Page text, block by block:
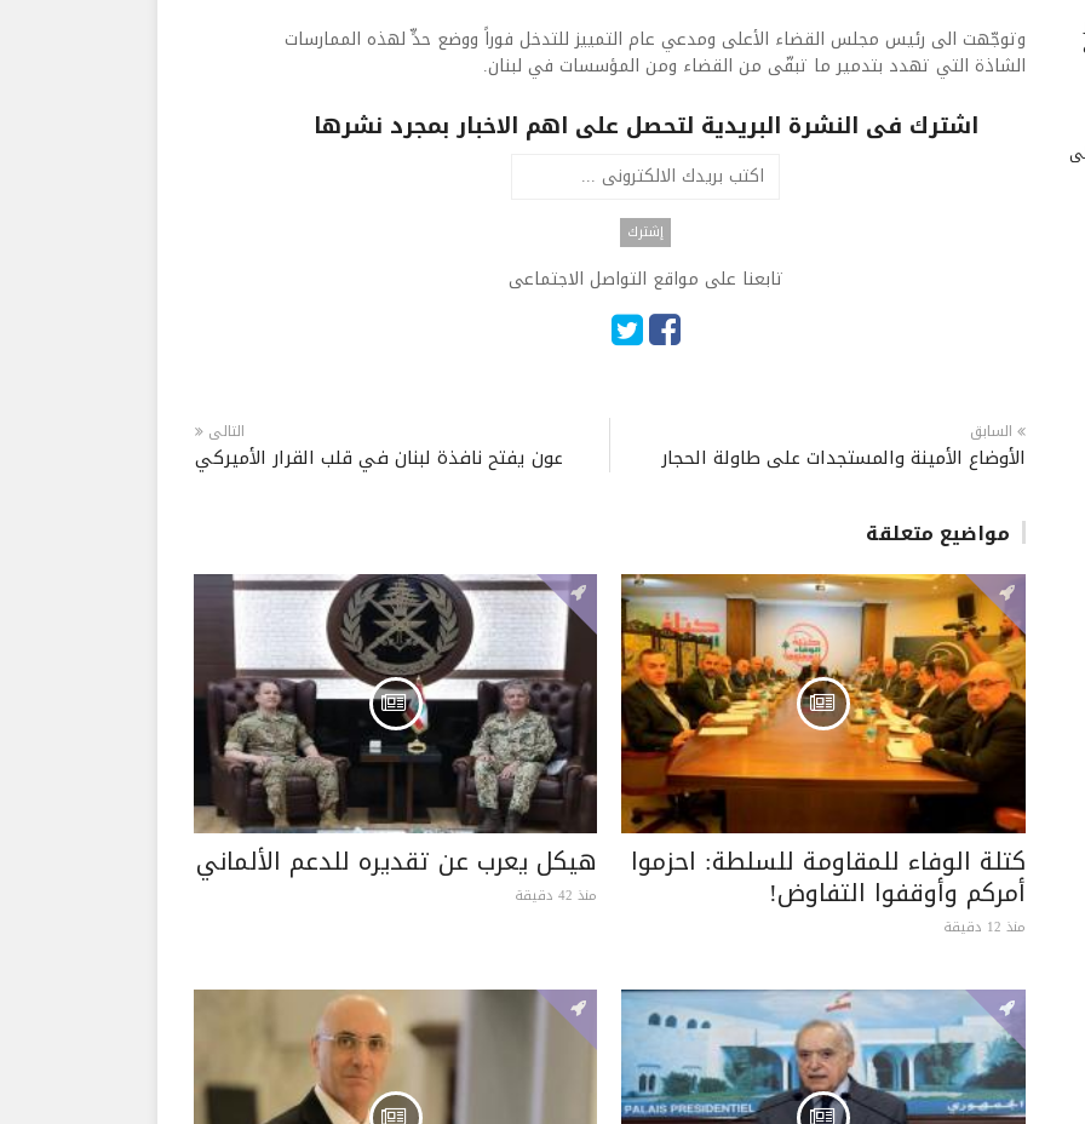
وتوجّهت الى رئيس مجلس القضاء الأعلى ومدعي عام التمييز للتدخل فوراً ووضع حدٍّ لهذه الممارسات
الشاذة التي تهدد بتدمير ما تبقّى من القضاء ومن المؤسسات في لبنان.​
اشترك فى النشرة البريدية لتحصل على اهم الاخبار بمجرد نشرها
تابعنا على مواقع التواصل الاجتماعى
السابق
الأوضاع الأمينة والمستجدات على طاولة الحجار
التالى
عون يفتح نافذة لبنان في قلب القرار الأميركي
مواضيع متعلقة
كتلة الوفاء للمقاومة للسلطة: احزموا
أمركم وأوقفوا التفاوض!
منذ 12 دقيقة
هيكل يعرب عن تقديره للدعم الألماني
منذ 42 دقيقة